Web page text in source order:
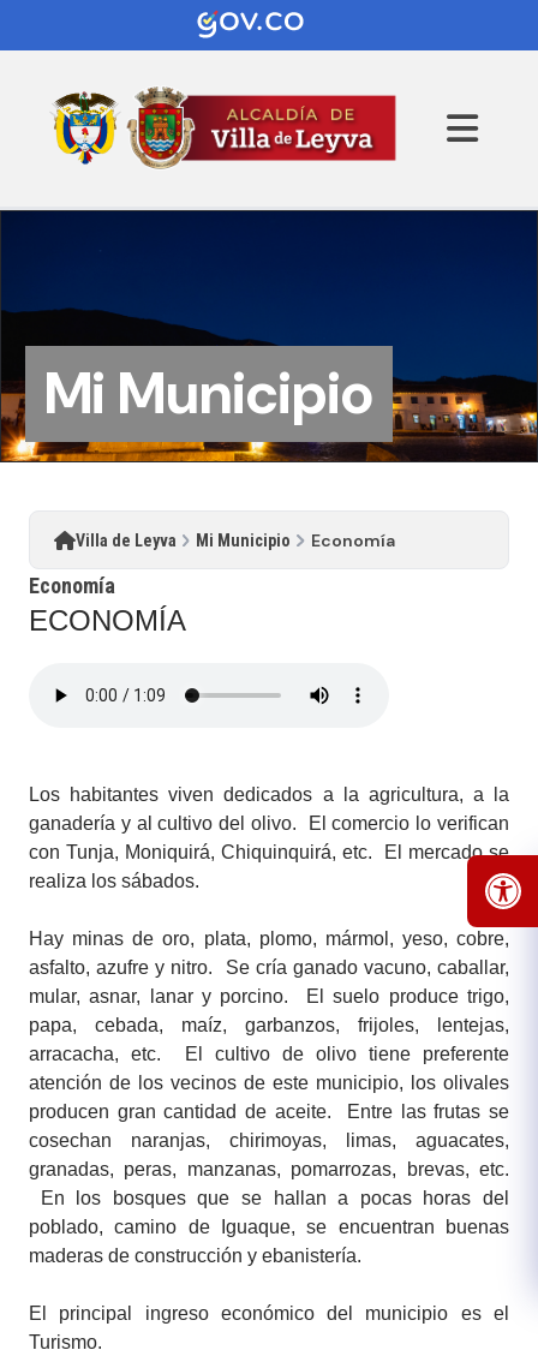
Mi Municipio
Villa de Leyva Mi Municipio Economía
Economía
ECONOMÍA
Los habitantes viven dedicados a la agricultura, a la
ganadería y al cultivo del olivo. El comercio lo verifican
con Tunja, Moniquirá, Chiquinquirá,​ etc. El mercado se
realiza los sábados.
Hay minas de oro, plata, plomo, má​rmol, yeso, cobre,
asfalto, azufre y nitro. ​Se cría ganado vacuno, caballar,
mular, asnar, lanar y porcino. El suelo produce trigo,
papa, cebada, maíz, garbanzos, frijoles, lentejas,
arracacha, etc. El cultivo de olivo tiene preferente
atención de los vecinos de este municipio, los olivales
producen gran cantidad de aceite. Entre las frutas se
cosechan naranjas, chirimoyas, limas, aguacates,
granadas, peras, manzanas, pomarrozas, brevas, etc.
En los bosques que se hallan a pocas horas del
poblado, camino de Iguaque, se encuentran buenas
maderas de construcción y ebanistería.
El principal ingreso económico del municipio es el
Turismo​.​